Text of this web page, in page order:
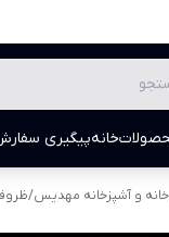
خانهپیگیری
و آشپزخانه مهدیس/